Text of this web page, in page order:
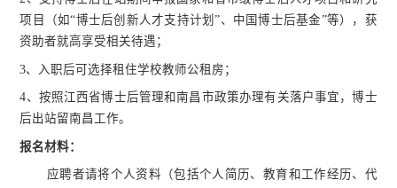
项目（如“博士后创新人才支持计划”、中国博士后基金”等），获
资助者就高享受相关待遇；
3、入职后可选择租住学校教师公租房；
4、按照江西省博士后管理和南昌市政策办理有关落户事宜，博士
后出站留南昌工作。
报名材料：
应聘者请将个人资料（包括个人简历、教育和工作经历、代